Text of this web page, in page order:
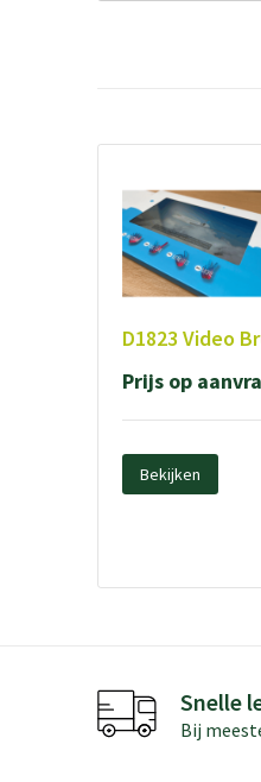
D1823 Video
Prijs op
Bekijken
Snelle
Bij